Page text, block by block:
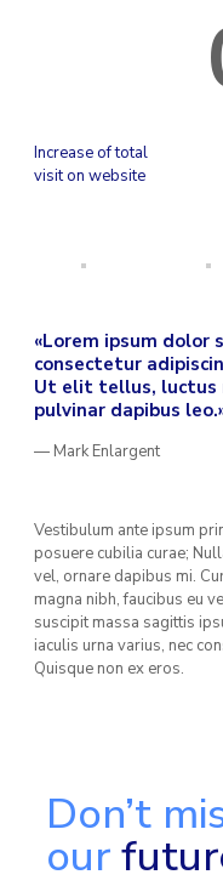
Increase of total
visit on website
«Lorem ipsum dolor
consectetur
Ut elit tellus, luctus
pulvinar dapibus
— Mark Enlargent
Vestibulum ante ipsum
posuere cubilia curae;
vel, ornare dapibus mi.
magna nibh, faucibus eu
suscipit massa sagittis
iaculis urna varius, nec
Quisque non ex eros.
Don’t
our